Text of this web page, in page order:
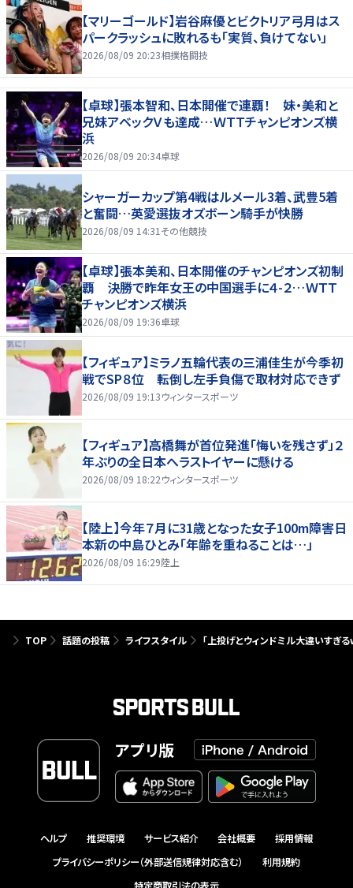
【マリーゴールド】岩谷麻優とビクトリア弓月はス
パークラッシュに敗れるも「実質、負けてない」
2026/08/09 20:23相撲格闘技
【卓球】張本智和、日本開催で連覇！ 妹・美和と
兄妹アベックＶも達成…ＷＴＴチャンピオンズ横
浜
2026/08/09 20:34卓球
シャーガーカップ第4戦はルメール3着、武豊5着
と奮闘…英愛選抜オズボーン騎手が快勝
2026/08/09 14:31 その他競技
【卓球】張本美和、日本開催のチャンピオンズ初制
覇 決勝で昨年女王の中国選手に４-２…ＷＴＴ
チャンピオンズ横浜
2026/08/09 19:36卓球
【フィギュア】ミラノ五輪代表の三浦佳生が今季初
戦でSP８位 転倒し左手負傷で取材対応できず
2026/08/09 19:13ウィンタースポーツ
【フィギュア】高橋舞が首位発進「悔いを残さず」２
年ぶりの全日本へラストイヤーに懸ける
2026/08/09 18:22ウィンタースポーツ
【陸上】今年７月に31歳となった女子100m障害日
本新の中島ひとみ「年齢を重ねることは…」
2026/08/09 16:29陸上
TOP 話題の投稿 ライフスタイル 「上投げとウィンドミル大違いすぎ
アプリ版
ヘルプ 推奨環境 サービス紹介 会社概要
採用情報
プライバシーポリシー（外部送信規律対応含む）
利用規約